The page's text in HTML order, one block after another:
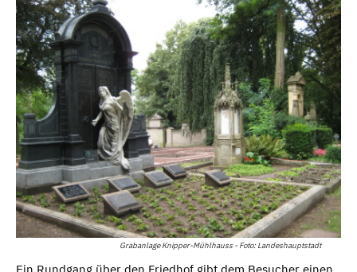
Grabanlage Knipper-Mühlhauss - Foto: Landeshauptstadt